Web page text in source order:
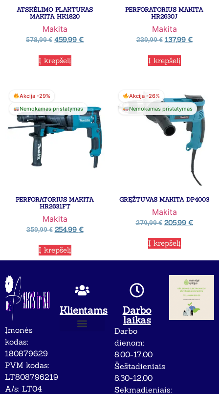
ATSKĖLIMO PLAKTUKAS
MAKITA HK1820
Makita
578,99€ 459,99 €
Į krepšelį
PERFORATORIUS MAKITA
HR2630J
Makita
239,99€ 137,99 €
Į krepšelį
Akcija -29%
Nemokamas pristatymas
PERFORATORIUS MAKITA
HR2631FT
Makita
359,99€ 254,99 €
Į krepšelį
Akcija -26%
Nemokamas pristatymas
GRĘŽTUVAS MAKITA DP4003
Makita
279,99€ 205,99 €
Į krepšelį
Įmonės
kodas:
180879629
PVM kodas:
LT808796219
A/s: LT04
Klientams
Darbo
laikas
Darbo
dienom:
8.00-17.00
Šeštadieniais
8.30-12.00
Sekmadieniais: